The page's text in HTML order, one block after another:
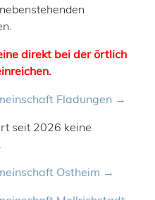
direkt bei der örtlich
Fladungen
seit 2026 keine
Ostheim